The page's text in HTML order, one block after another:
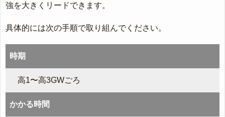
強を大きくリードできます。
具体的には次の手順で取り組んでください。
時期
高1〜高3GWごろ
かかる時間